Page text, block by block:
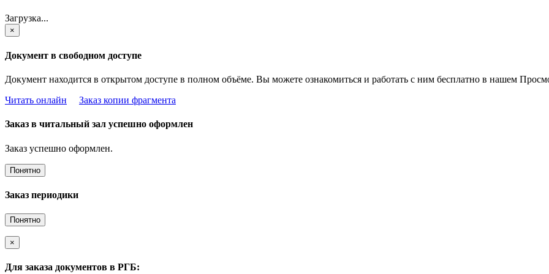
Загрузка...
×
Документ в свободном доступе
Документ находится в открытом доступе в полном объёме. Вы можете ознакомиться и работать с ним бесплатно в нашем
Читать онлайн
Заказ копии фрагмента
Заказ в читальный зал успешно оформлен
Заказ успешно оформлен.
Понятно
Заказ периодики
Понятно
×
Для заказа документов в РГБ: